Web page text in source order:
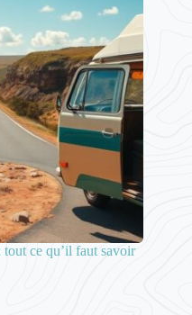
ce qu’il faut savoir